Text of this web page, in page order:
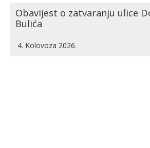
Obavijest o zatvaranju ulice
Bulića
4. Kolovoza 2026.